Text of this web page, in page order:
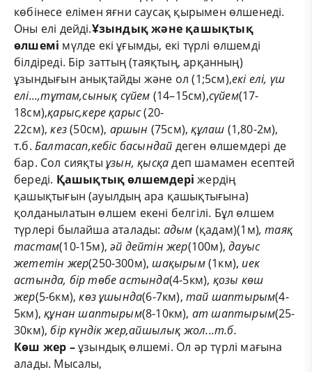
көбінесе елімен яғни саусақ қырымен өлшенеді.
Оны елі дейді.Ұзындық және қашықтық
өлшемі мүлде екі ұғымды, екі түрлі өлшемді
білдіреді. Бір заттың (таяқтың, арқанның)
ұзындығын анықтайды және ол (1;5см),екі елі, үш
елі...,тұтам,сынық сүйем (14–15см),сүйем(17-
18см),қарыс,кере қарыс(20-
22см),кез(50см), аршын (75см),құлаш (1,80-2м),
т.б. Балтасап,кебіс басындай деген өлшемдері де
бар. Сол сияқтыұзын, қысқадеп шамамен есептей
береді. Қашықтық өлшемдері жердің
қашықтығын (ауылдың ара қашықтығына)
қолданылатын өлшем екені белгілі. Бұл өлшем
түрлері былайша аталады: адым (қадам)(1м), таяқ
тастам(10-15м),әй дейтін жер(100м),дауыс
жететін жер(250-300м), шақырым(1км), иек
астында, бір төбе астында(4-5км), қозы көш
жер(5-6км), көз ұшында(6-7км), тай шаптырым(4-
5км),құнан шаптырым(8-10км), ат шаптырым(25-
30км), бір күндік жер,айшылық жол...т.б.
Көш жер –ұзындық өлшемі. Ол әр түрлі мағына
алады. Мысалы,